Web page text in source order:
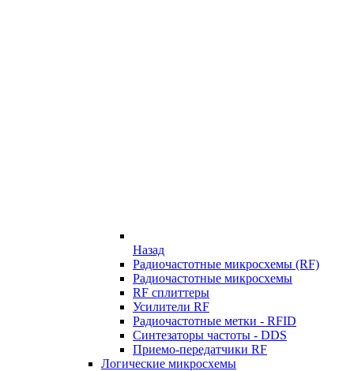
Назад
Радиочастотные микросхемы (RF)
Радиочастотные микросхемы
RF сплиттеры
Усилители RF
Радиочастотные метки - RFID
Синтезаторы частоты - DDS
Приемо-передатчики RF
Логические микросхемы